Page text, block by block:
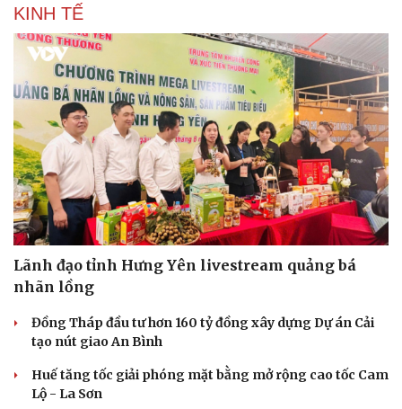
Doanh nghiệp
Thông tin doanh nghiệp
Doanh nghiệp 24h
Doanh nhân
Vì cộng đồng
Công nghệ
Sành điệu
Tin Công nghệ
Trải nghiệm
Chuyển đổi số
KINH TẾ
Lãnh đạo tỉnh Hưng Yên livestream quảng bá
nhãn lồng
Đồng Tháp đầu tư hơn 160 tỷ đồng xây dựng Dự án Cải
tạo nút giao An Bình
Huế tăng tốc giải phóng mặt bằng mở rộng cao tốc Cam
Lộ - La Sơn